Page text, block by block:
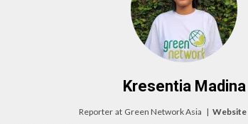
Kresentia Madina
Reporter at Green Network Asia | Website